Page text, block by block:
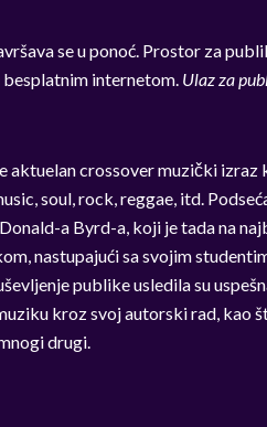
se u ponoć. Prostor za
internetom. Ulaz za
aktuelan crossover muzički izraz
soul, rock, reggae, itd.
a Byrd-a, koji je tada na
nastupajući sa svojim
publike usledila su
kroz svoj autorski rad, kao
drugi.